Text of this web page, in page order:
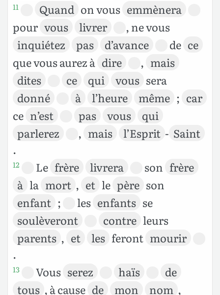
11 Quand on vous emmènera
pour vous livrer
, ne vous
inquiétez
pas d’avance de ce
que vous aurez à dire , mais
dites
ce qui vous sera
donné
à l’heure même ; car
ce n’est pas vous
qui
parlerez
, mais l’Esprit - Saint
.
12 Le frère livrera son frère
à la mort , et le père son
enfant ; les enfants se
soulèveront
contre leurs
parents , et les feront mourir
.
13 Vous serez haïs
de
tous , à cause de mon nom ,